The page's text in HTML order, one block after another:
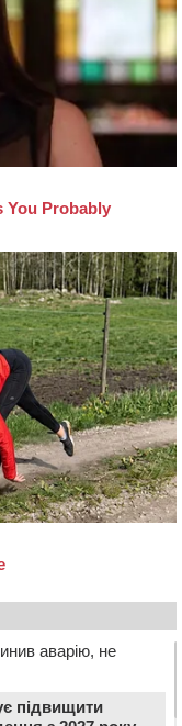
аварію, не
підвищити